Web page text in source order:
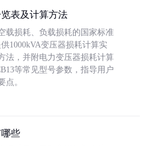
表及计算方法
载损耗、负载损耗的国家标准
供1000kVA变压器损耗计算实
法，并附电力变压器损耗计算
等常见型号参数，指导用户
点。
些